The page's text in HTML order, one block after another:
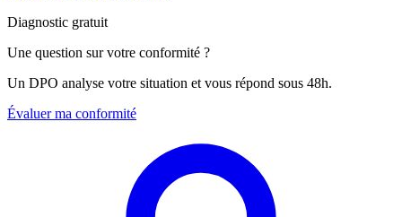
Diagnostic gratuit
Une question sur votre conformité ?
Un DPO analyse votre situation et vous répond sous 48h.
Évaluer ma conformité